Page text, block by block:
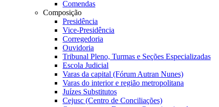
Comendas
Composição
Presidência
Vice-Presidência
Corregedoria
Ouvidoria
Tribunal Pleno, Turmas e Seções Especializadas
Escola Judicial
Varas da capital (Fórum Autran Nunes)
Varas do interior e região metropolitana
Juízes Substitutos
Cejusc (Centro de Conciliações)